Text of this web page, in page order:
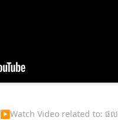
▶Watch Video related to: ផល